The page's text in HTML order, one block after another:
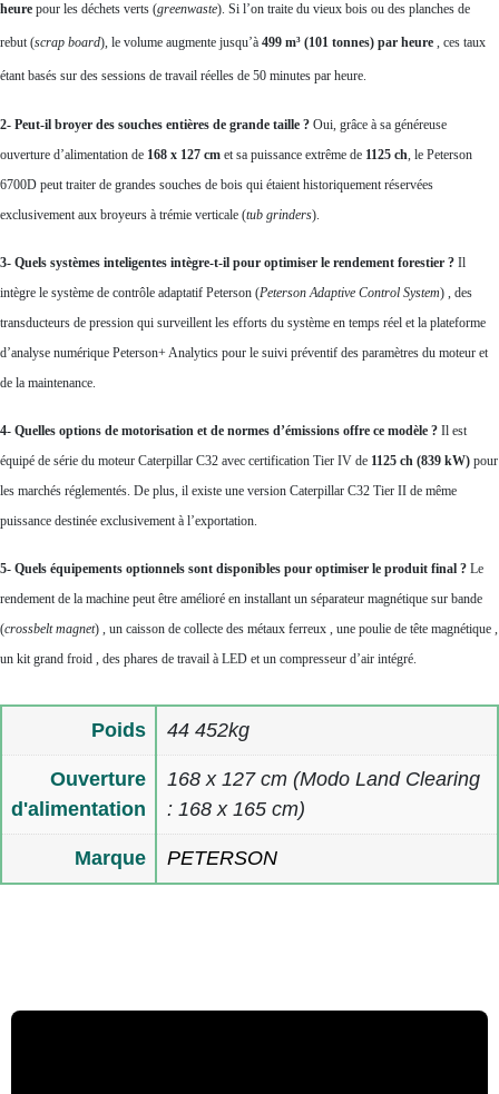
heure pour les déchets verts (greenwaste). Si l’on traite du vieux bois ou des planches de
rebut (scrap board), le volume augmente jusqu’à 499 m³ (101 tonnes) par heure , ces taux
étant basés sur des sessions de travail réelles de 50 minutes par heure.
2- Peut-il broyer des souches entières de grande taille ? Oui, grâce à sa généreuse
ouverture d’alimentation de 168 x 127 cm et sa puissance extrême de 1125 ch, le Peterson
6700D peut traiter de grandes souches de bois qui étaient historiquement réservées
exclusivement aux broyeurs à trémie verticale (tub grinders).
3- Quels systèmes inteligentes intègre-t-il pour optimiser le rendement forestier ? Il
intègre le système de contrôle adaptatif Peterson (Peterson Adaptive Control System) , des
transducteurs de pression qui surveillent les efforts du système en temps réel et la plateforme
d’analyse numérique Peterson+ Analytics pour le suivi préventif des paramètres du moteur et
de la maintenance.
4- Quelles options de motorisation et de normes d’émissions offre ce modèle ? Il est
équipé de série du moteur Caterpillar C32 avec certification Tier IV de 1125 ch (839 kW) pour
les marchés réglementés. De plus, il existe une version Caterpillar C32 Tier II de même
puissance destinée exclusivement à l’exportation.
5- Quels équipements optionnels sont disponibles pour optimiser le produit final ? Le
rendement de la machine peut être amélioré en installant un séparateur magnétique sur bande
(crossbelt magnet) , un caisson de collecte des métaux ferreux , une poulie de tête magnétique ,
un kit grand froid , des phares de travail à LED et un compresseur d’air intégré.
Poids 44 452kg
Ouverture
d'alimentation
168 x 127 cm (Modo Land Clearing
: 168 x 165 cm)
Marque PETERSON